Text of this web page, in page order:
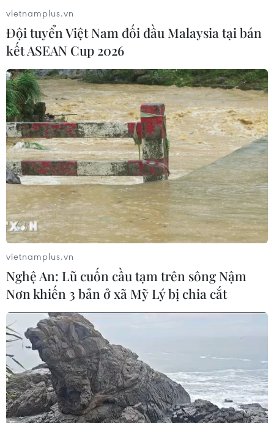
vietnamplus.vn
Đội tuyển Việt Nam đối đầu Malaysia tại bán
kết ASEAN Cup 2026
vietnamplus.vn
Nghệ An: Lũ cuốn cầu tạm trên sông Nậm
Nơn khiến 3 bản ở xã Mỹ Lý bị chia cắt